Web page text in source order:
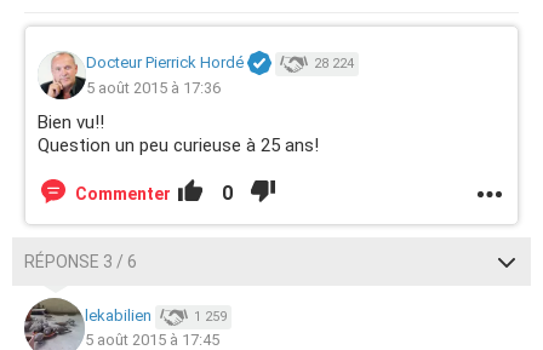
Docteur Pierrick Hordé 28 224
5 août 2015 à 17:36
Bien vu!!
Question un peu curieuse à 25 ans!
Commenter 0
RÉPONSE 3 / 6
lekabilien 1 259
5 août 2015 à 17:45